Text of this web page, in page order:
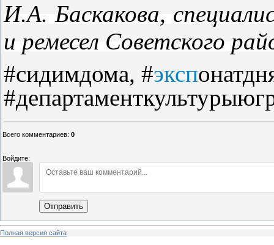
И.А. Баскакова,
и ремесел Советского
#сидимдома, #эксп
Всего комментариев: 0
Войдите:
Отправить
Полная версия сайта